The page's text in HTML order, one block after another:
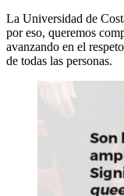
La Universidad de
por eso, queremos
avanzando en el
de todas las personas.